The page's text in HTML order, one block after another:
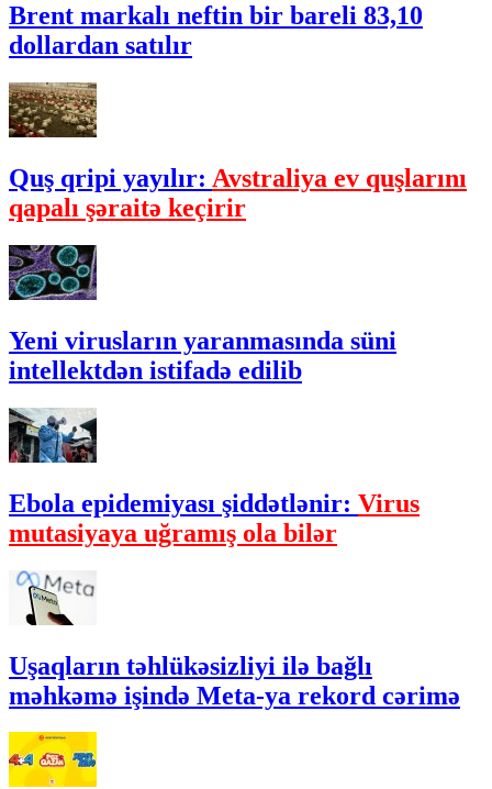
Brent markalı neftin bir bareli 83,10
dollardan satılır
Quş qripi yayılır: Avstraliya ev quşlarını
qapalı şəraitə keçirir
Yeni virusların yaranmasında süni
intellektdən istifadə edilib
Ebola epidemiyası şiddətlənir: Virus
mutasiyaya uğramış ola bilər
Uşaqların təhlükəsizliyi ilə bağlı
məhkəmə işində Meta-ya rekord cərimə